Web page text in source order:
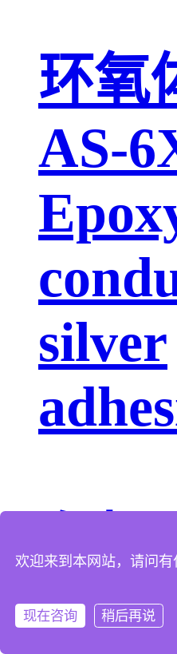
环氧
AS-
silver
有机
AS-
欢迎来到本网站，请问有
现在咨询 稍后再说